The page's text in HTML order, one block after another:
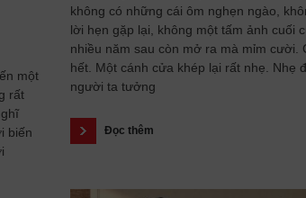
một
rất
biến
không có những cái ôm nghẹn ngào,
lời hẹn gặp lại, không một tấm ảnh cuối
nhiều năm sau còn mở ra mà mỉm cười.
hết. Một cánh cửa khép lại rất nhẹ. Nhẹ
người ta tưởng
Đọc thêm